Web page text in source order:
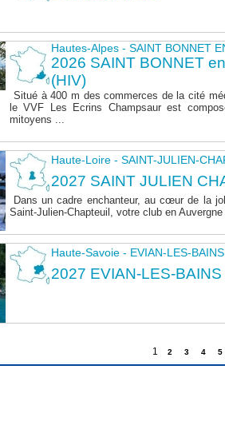
Hautes-Alpes - SAINT BONNET
2026 SAINT BONNET
(HIV)
Situé à 400 m des commerces de la cité
le VVF Les Ecrins Champsaur est
mitoyens ...
Haute-Loire - SAINT-JULIEN-
2027 SAINT JULIEN
Dans un cadre enchanteur, au cœur de la
Saint-Julien-Chapteuil, votre club en
Haute-Savoie - EVIAN-LES-BAINS
2027 EVIAN-LES-BAINS
1 2 3 4 5